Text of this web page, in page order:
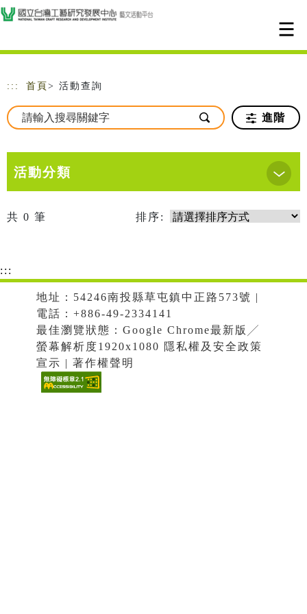
跳到主要內容
網站導覽
::: 首頁 > 活動查詢
進階
活動分類
共 0 筆 排序:
:::
地址：54246南投縣草屯鎮中正路573號 |
電話：+886-49-2334141
最佳瀏覽狀態：Google Chrome最新版╱
螢幕解析度1920x1080 隱私權及安全政策
宣示 | 著作權聲明